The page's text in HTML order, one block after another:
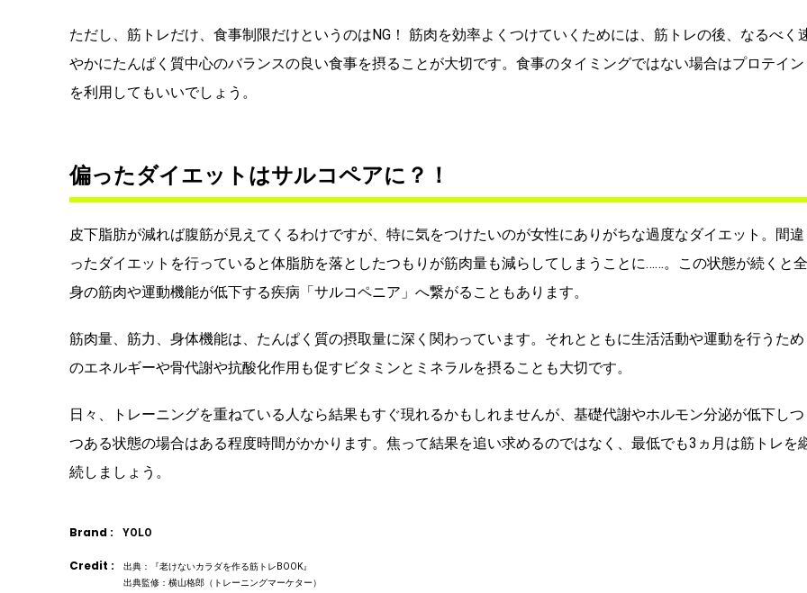
ただし、筋トレだけ、食事制限だけというのはNG！ 筋肉を効率よくつけていくためには、筋トレの後、なるべく
やかにたんぱく質中心のバランスの良い食事を摂ることが大切です。食事のタイミングではない場合はプロテイン
を利用してもいいでしょう。
偏ったダイエットはサルコペアに？！
皮下脂肪が減れば腹筋が見えてくるわけですが、特に気をつけたいのが女性にありがちな過度なダイエット。間違
ったダイエットを行っていると体脂肪を落としたつもりが筋肉量も減らしてしまうことに……。この状態が続くと全
身の筋肉や運動機能が低下する疾病「サルコペニア」へ繋がることもあります。
筋肉量、筋力、身体機能は、たんぱく質の摂取量に深く関わっています。それとともに生活活動や運動を行うため
のエネルギーや骨代謝や抗酸化作用も促すビタミンとミネラルを摂ることも大切です。
日々、トレーニングを重ねている人なら結果もすぐ現れるかもしれませんが、基礎代謝やホルモン分泌が低下しつ
つある状態の場合はある程度時間がかかります。焦って結果を追い求めるのではなく、最低でも3ヵ月は筋トレを
続しましょう。
Brand : YOLO
Credit :
出典：『老けないカラダを作る筋トレBOOK』
出典監修：横山格郎（トレーニングマーケター）